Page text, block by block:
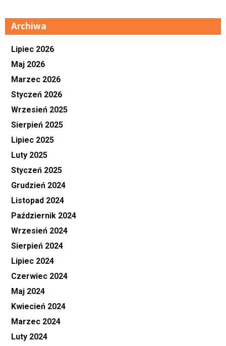
Archiwa
Lipiec 2026
Maj 2026
Marzec 2026
Styczeń 2026
Wrzesień 2025
Sierpień 2025
Lipiec 2025
Luty 2025
Styczeń 2025
Grudzień 2024
Listopad 2024
Październik 2024
Wrzesień 2024
Sierpień 2024
Lipiec 2024
Czerwiec 2024
Maj 2024
Kwiecień 2024
Marzec 2024
Luty 2024